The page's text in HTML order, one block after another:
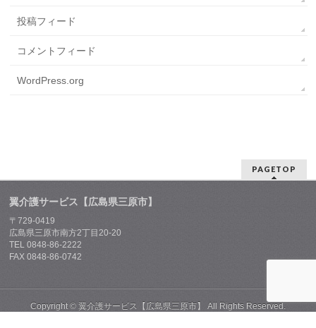
投稿フィード
コメントフィード
WordPress.org
PAGETOP
翼介護サービス【広島県三原市】
〒729-0419
広島県三原市南方2丁目20-20
TEL 0848-86-2222
FAX 0848-86-0742
Copyright © 翼介護サービス【広島県三原市】 All Rights Reserved.